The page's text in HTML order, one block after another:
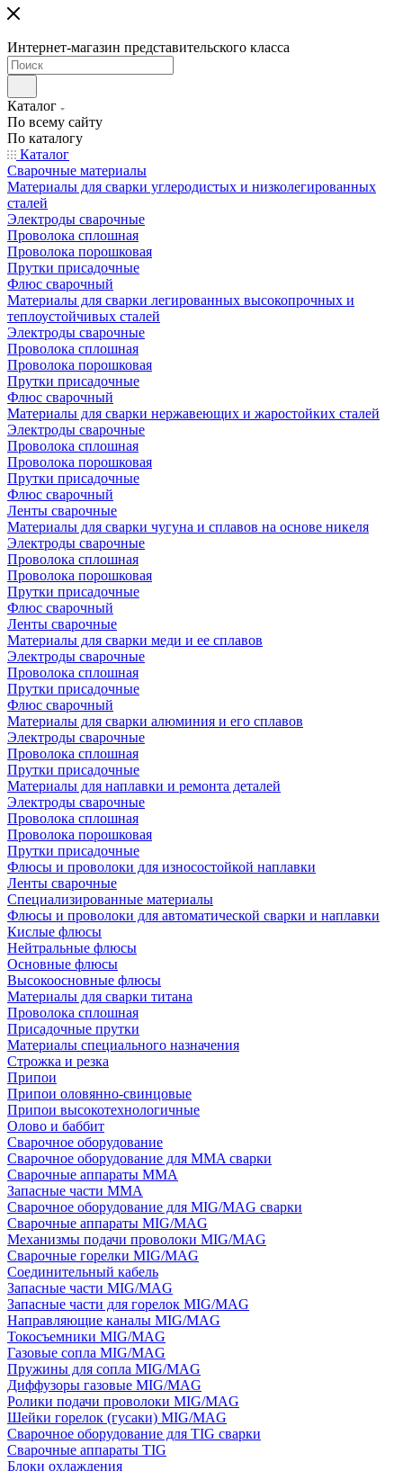
Интернет-магазин представительского класса
Каталог
По всему сайту
По каталогу
Каталог
Сварочные материалы
Материалы для сварки углеродистых и низколегированных
сталей
Электроды сварочные
Проволока сплошная
Проволока порошковая
Прутки присадочные
Флюс сварочный
Материалы для сварки легированных высокопрочных и
теплоустойчивых сталей
Электроды сварочные
Проволока сплошная
Проволока порошковая
Прутки присадочные
Флюс сварочный
Материалы для сварки нержавеющих и жаростойких сталей
Электроды сварочные
Проволока сплошная
Проволока порошковая
Прутки присадочные
Флюс сварочный
Ленты сварочные
Материалы для сварки чугуна и сплавов на основе никеля
Электроды сварочные
Проволока сплошная
Проволока порошковая
Прутки присадочные
Флюс сварочный
Ленты сварочные
Материалы для сварки меди и ее сплавов
Электроды сварочные
Проволока сплошная
Прутки присадочные
Флюс сварочный
Материалы для сварки алюминия и его сплавов
Электроды сварочные
Проволока сплошная
Прутки присадочные
Материалы для наплавки и ремонта деталей
Электроды сварочные
Проволока сплошная
Проволока порошковая
Прутки присадочные
Флюсы и проволоки для износостойкой наплавки
Ленты сварочные
Специализированные материалы
Флюсы и проволоки для автоматической сварки и наплавки
Кислые флюсы
Нейтральные флюсы
Основные флюсы
Высокоосновные флюсы
Материалы для сварки титана
Проволока сплошная
Присадочные прутки
Материалы специального назначения
Строжка и резка
Припои
Припои оловянно-свинцовые
Припои высокотехнологичные
Олово и баббит
Сварочное оборудование
Сварочное оборудование для MMA сварки
Сварочные аппараты MMA
Запасные части MMA
Сварочное оборудование для MIG/MAG сварки
Сварочные аппараты MIG/MAG
Механизмы подачи проволоки MIG/MAG
Сварочные горелки MIG/MAG
Соединительный кабель
Запасные части MIG/MAG
Запасные части для горелок MIG/MAG
Направляющие каналы MIG/MAG
Токосъемники MIG/MAG
Газовые сопла MIG/MAG
Пружины для сопла MIG/MAG
Диффузоры газовые MIG/MAG
Ролики подачи проволоки MIG/MAG
Шейки горелок (гусаки) MIG/MAG
Сварочное оборудование для TIG сварки
Сварочные аппараты TIG
Блоки охлаждения